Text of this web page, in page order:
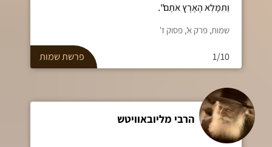
וַתִּמָּלֵא הָאָרֶץ אֹתָם".
שמות, פרק א', פסוק ז'
1/10 פרשתשמות
הרבי מליובאוויטש